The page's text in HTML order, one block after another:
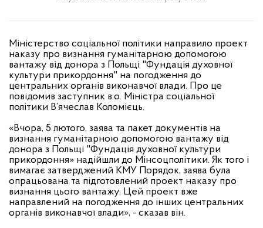
Міністерство соціальної політики направило проект
наказу про визнання гуманітарною допомогою
вантажу від донора з Польщі "Фундація духовної
культури прикордоння" на погодження до
центральних органів виконавчої влади. Про це
повідомив заступник в.о. Міністра соціальної
політики В’ячеслав Коломієць.
«Вчора, 5 лютого, заява та пакет документів на
визнання гуманітарною допомогою вантажу від
донора з Польщі "Фундація духовної культури
прикордоння» надійшли до Мінсоцполітики. Як того і
вимагає затверджений КМУ Порядок, заява була
опрацьована та підготовлений проект наказу про
визнання цього вантажу. Цей проект вже
направлений на погодження до інших центральних
органів виконавчої влади», - сказав він.